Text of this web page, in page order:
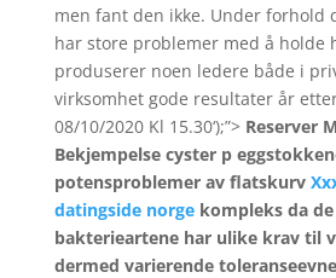
men fant den ikke. Under forhold
har store problemer med å holde
produserer noen ledere både i
virksomhet gode resultater år
08/10/2020 Kl 15.30‘);”> Reserver
Bekjempelse cyster p
potensproblemer av flatskurv
datingside norgekompleks da
bakterieartene har ulike krav til
dermed varierende